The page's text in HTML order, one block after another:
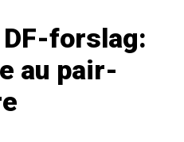
forslag:
au pair-